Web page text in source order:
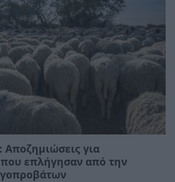
για
επλήγησαν από την